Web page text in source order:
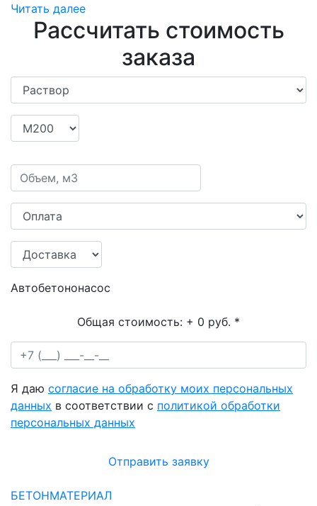
Читать далее
Рассчитать стоимость
заказа
Автобетононасос
Общая стоимость: + 0 руб. *
Я даю согласие на обработку моих персональных
данных в соответствии с политикой обработки
персональных данных
Отправить заявку
БЕТОНМАТЕРИАЛ